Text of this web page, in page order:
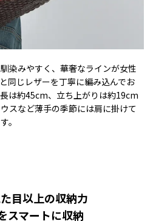
染みやすく、華奢なラインが女性
同じレザーを丁寧に編み込んでお
は約45cm、立ち上がりは約19cm
スなど薄手の季節には肩に掛けて
。
目以上の収納力
スマートに収納